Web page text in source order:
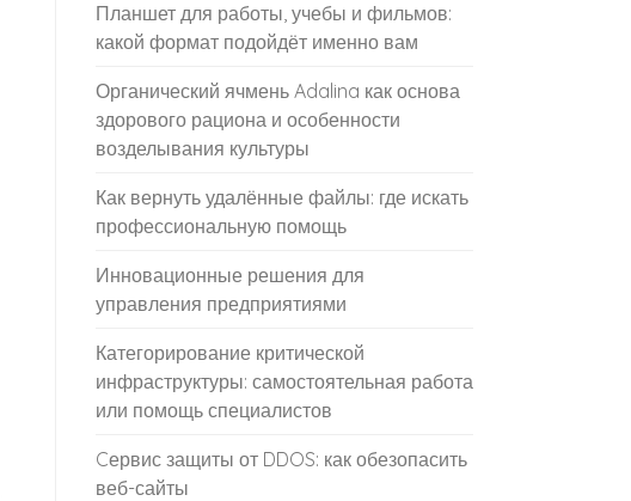
Планшет для работы, учебы и фильмов:
какой формат подойдёт именно вам
Органический ячмень Adalina как основа
здорового рациона и особенности
возделывания культуры
Как вернуть удалённые файлы: где искать
профессиональную помощь
Инновационные решения для
управления предприятиями
Категорирование критической
инфраструктуры: самостоятельная работа
или помощь специалистов
Cервис защиты от DDOS: как обезопасить
веб-сайты